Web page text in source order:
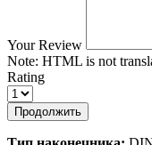
Your Review
Note: HTML is not
Rating
Продолжить